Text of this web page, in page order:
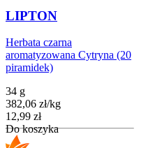
LIPTON
Herbata czarna
aromatyzowana Cytryna (20
piramidek)
34 g
382,06 zł/kg
Cena
12,99 zł
Do koszyka